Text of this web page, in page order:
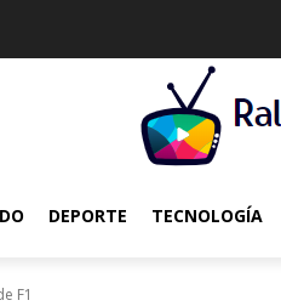
DEPORTE TECNOLOGÍA
F1